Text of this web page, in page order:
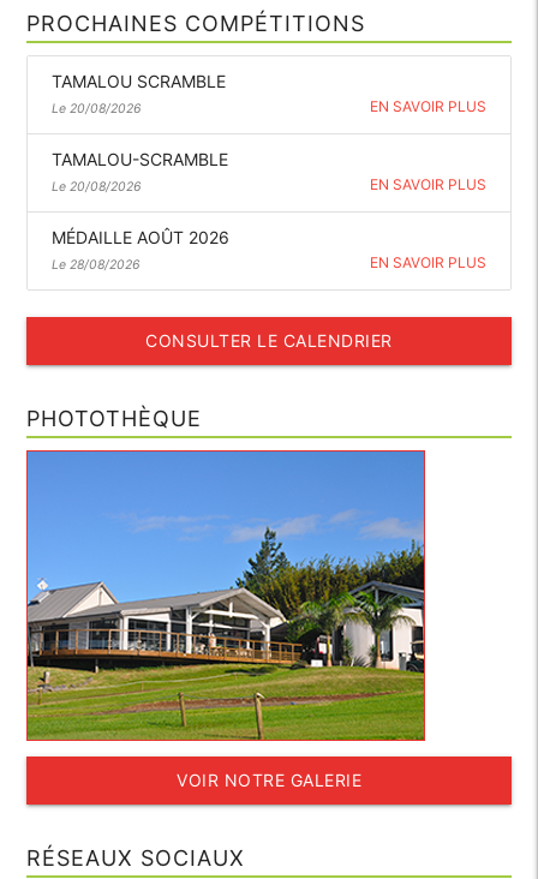
PROCHAINES COMPÉTITIONS
TAMALOU SCRAMBLE
Le 20/08/2026 EN SAVOIR PLUS
TAMALOU-SCRAMBLE
Le 20/08/2026 EN SAVOIR PLUS
MÉDAILLE AOÛT 2026
Le 28/08/2026 EN SAVOIR PLUS
CONSULTER LE CALENDRIER
PHOTOTHÈQUE
VOIR NOTRE GALERIE
RÉSEAUX SOCIAUX